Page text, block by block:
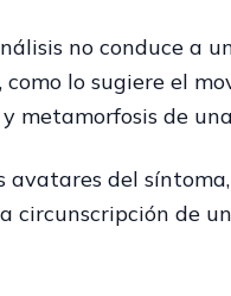
no conduce a
lo sugiere el
metamorfosis de
avatares del
circunscripción de